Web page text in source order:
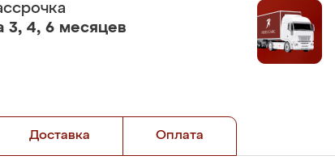
3, 4, 6 месяцев
Доставка Оплата